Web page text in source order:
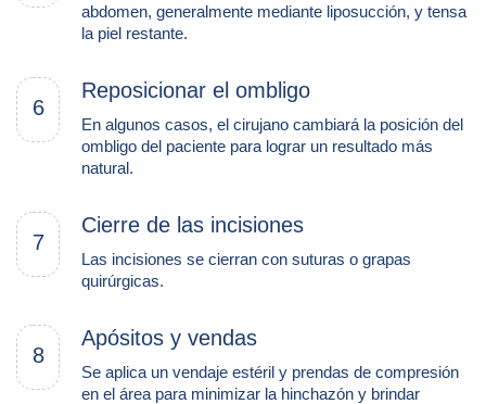
abdomen, generalmente mediante liposucción, y tensa
la piel restante.
6
Reposicionar el ombligo
En algunos casos, el cirujano cambiará la posición del
ombligo del paciente para lograr un resultado más
natural.
7
Cierre de las incisiones
Las incisiones se cierran con suturas o grapas
quirúrgicas.
8
Apósitos y vendas
Se aplica un vendaje estéril y prendas de compresión
en el área para minimizar la hinchazón y brindar